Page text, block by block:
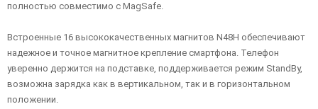
полностью совместимо с MagSafe.
Встроенные 16 высококачественных магнитов N48H обеспечивают
надежное и точное магнитное крепление смартфона. Телефон
уверенно держится на подставке, поддерживается режим StandBy,
возможна зарядка как в вертикальном, так и в горизонтальном
положении.